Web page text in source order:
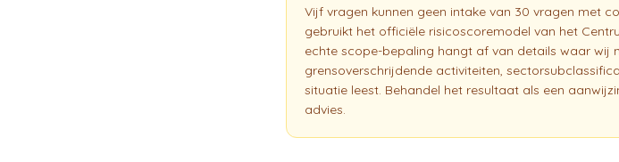
Vijf vragen kunnen geen intake van 30 vragen met
gebruikt het officiële risicoscoremodel van het
echte scope-bepaling hangt af van details waar wij
grensoverschrijdende activiteiten,
situatie leest. Behandel het resultaat als een
advies.